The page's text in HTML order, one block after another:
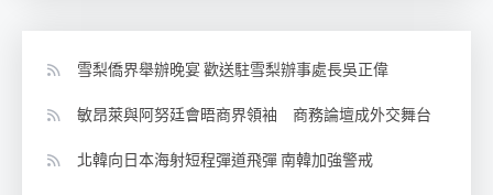
雪梨僑界舉辦晚宴 歡送駐雪梨辦事處長吳正偉
敏昂萊與阿努廷會晤商界領袖 商務論壇成外交舞台
北韓向日本海射短程彈道飛彈 南韓加強警戒